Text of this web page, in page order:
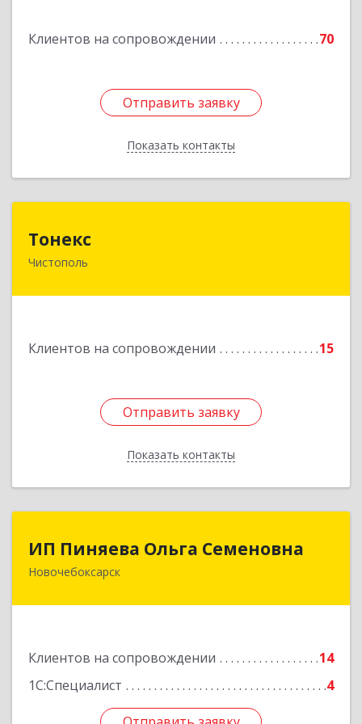
Клиентов на сопровождении 70
Отправить заявку
Показать контакты
Отправить заявку
Назад
Тонекс
Чистополь
Клиентов на сопровождении 15
Отправить заявку
Показать контакты
422980, Татарстан Респ, Чистопольский р-н,
Отправить заявку
Назад
ИП Пиняева Ольга Семеновна
Новочебоксарск
Клиентов на сопровождении
14
1С:Специалист
4
429965, Чувашская Республика - Чувашия,
Подробнее